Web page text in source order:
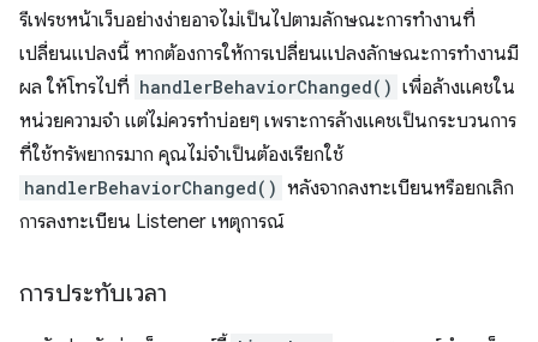
รีเฟรชหน้าเว็บอย่างง่ายอาจไม่เป็นไปตามลักษณะการทำงานที่
เปลี่ยนแปลงนี้ หากต้องการให้การเปลี่ยนแปลงลักษณะการทำงานมี
ผล ให้โทรไปที่ handlerBehaviorChanged() เพื่อล้างแคชใน
หน่วยความจำ แต่ไม่ควรทำบ่อยๆ เพราะการล้างแคชเป็นกระบวนการ
ที่ใช้ทรัพยากรมาก คุณไม่จำเป็นต้องเรียกใช้
handlerBehaviorChanged() หลังจากลงทะเบียนหรือยกเลิก
การลงทะเบียน Listener เหตุการณ์
การประทับเวลา